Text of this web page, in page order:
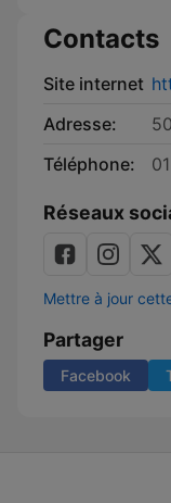
Contacts
Site internet
Adresse:
Téléphone:
Réseaux
Mettre à jour
Partager
Facebook